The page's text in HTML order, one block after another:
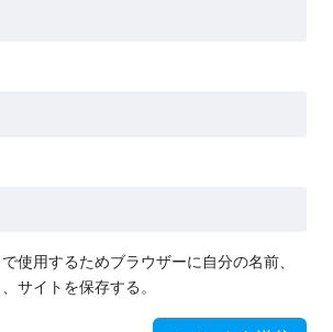
使用するためブラウザーに自分の名前、
サイトを保存する。